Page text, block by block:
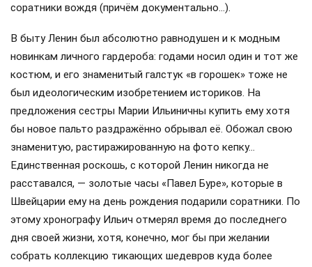
соратники вождя (причём документально…).
В быту Ленин был абсолютно равнодушен и к модным
новинкам личного гардероба: годами носил один и тот же
костюм, и его знаменитый галстук «в горошек» тоже не
был идеологическим изобретением историков. На
предложения сестры Марии Ильиничны купить ему хотя
бы новое пальто раздражённо обрывал её. Обожал свою
знаменитую, растиражированную на фото кепку…
Единственная роскошь, с которой Ленин никогда не
расставался, — золотые часы «Павел Буре», которые в
Швейцарии ему на день рождения подарили соратники. По
этому хронографу Ильич отмерял время до последнего
дня своей жизни, хотя, конечно, мог бы при желании
собрать коллекцию тикающих шедевров куда более